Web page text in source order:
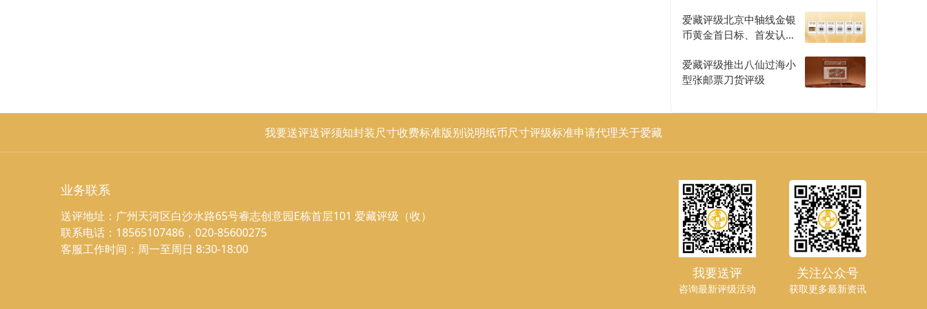
爱藏评级北京中轴线金银
币黄金首日标、首发认证
爱藏评级推出八仙过海小
型张邮票刀货评级
我要送评送评须知封装尺寸收费标准版别说明纸币尺寸评级标准申请代理关于爱藏
业务联系
送评地址：广州天河区白沙水路65号睿志创意园E栋首层101 爱藏评级（收）
联系电话：18565107486，020-85600275
客服工作时间：周一至周日 8:30-18:00
我要送评
咨询最新评级活动
关注公众号
获取更多最新资讯